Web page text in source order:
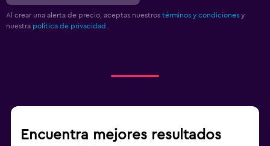
Al crear una alerta de precio, aceptas nuestros términos y condiciones y
nuestra política de privacidad.
Encuentra mejores resultados